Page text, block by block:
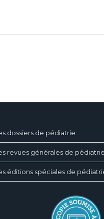
dossiers de pédiatrie
revues générales de pédiatrie
éditions spéciales de